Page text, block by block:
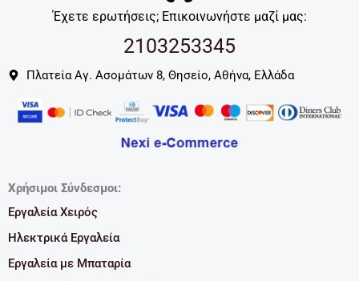
Έχετε ερωτήσεις; Επικοινωνήστε μαζί μας:
2103253345
Πλατεία Αγ. Ασομάτων 8, Θησείο, Αθήνα, Ελλάδα
Χρήσιμοι Σύνδεσμοι:
Εργαλεία Χειρός
Ηλεκτρικά Εργαλεία
Εργαλεία με Μπαταρία